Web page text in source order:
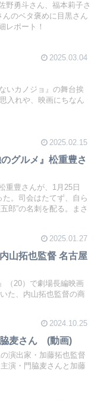
野勇斗さん、福本莉子さ
のベタ褒めに目黒さん
レポート！
2025.03.04
いカノジョ』の舞台挨
入れや、映画にちなん
2025.02.15
グルメ』松重豊さ
重豊さんが、1月25日
。司会はたてず、自ら
郎”の名刺を配る。まさ
2025.01.27
山拓也監督 名古屋
（20）で劇場長編映画
た、内山拓也監督の商
2024.10.25
脇麦さん (動画)
演出家・加藤拓也監督
演・門脇麦さんと加藤